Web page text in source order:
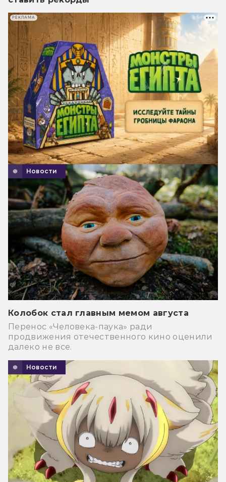
Новости
Колобок стал главным мемом августа
Перенос «Человека-паука» ради
продвижения отечественного кино оценили
далеко не все.
Новости
РЕКЛАМА